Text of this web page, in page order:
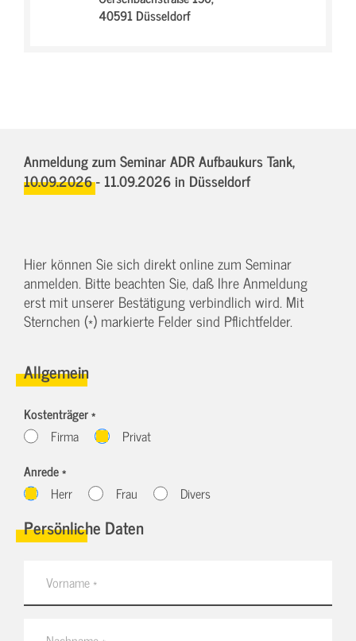
40591 Düsseldorf
Anmeldung zum Seminar ADR Aufbaukurs Tank,
10.09.2026 - 11.09.2026in Düsseldorf
Hier können Sie sich direkt online zum Seminar
anmelden. Bitte beachten Sie, daß Ihre Anmeldung
erst mit unserer Bestätigung verbindlich wird. Mit
Sternchen (*) markierte Felder sind Pflichtfelder.
Allgemein
Kostenträger *
Firma
Privat
Anrede *
Herr
Frau Divers
Persönliche Daten